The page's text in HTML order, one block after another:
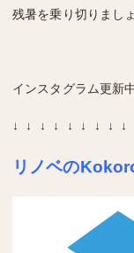
残暑を乗り切りましょ
インスタグラム更新
↓ ↓ ↓ ↓ ↓ ↓ ↓ ↓ ↓
リノベの